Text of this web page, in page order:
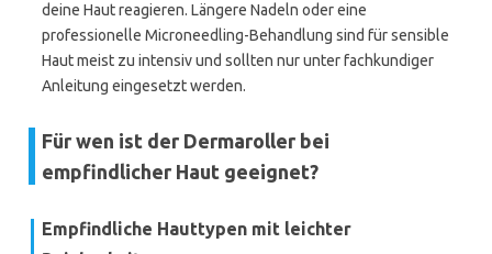
deine Haut reagieren. Längere Nadeln oder eine
professionelle Microneedling-Behandlung sind für sensible
Haut meist zu intensiv und sollten nur unter fachkundiger
Anleitung eingesetzt werden.
Für wen ist der Dermaroller bei
empfindlicher Haut geeignet?
Empfindliche Hauttypen mit leichter